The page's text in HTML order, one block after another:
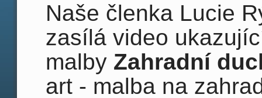
Naše členka Lucie
zasílá video
malby Zahradní
art - malba na